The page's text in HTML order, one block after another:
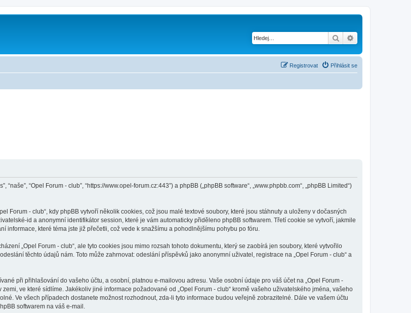
Hledat
Přihlásit se
Registrovat
“Opel Forum - club”, “https://www.opel-forum.cz:443”) a phpBB („phpBB software“, „www.phpbb.com“, „phpBB Limited“)
Forum - club“, kdy phpBB vytvoří několik cookies, což jsou malé textové soubory, které jsou stáhnuty a uloženy v dočasných
id a anonymní identifikátor session, které je vám automaticky přiděleno phpBB softwarem. Třetí cookie se vytvoří, jakmile
informace, které téma jste již přečetli, což vede k snažšímu a pohodlnějšímu pohybu po fóru.
„Opel Forum - club“, ale tyto cookies jsou mimo rozsah tohoto dokumentu, který se zaobírá jen soubory, které vytvořilo
těchto údajů nám. Toto může zahrnovat: odeslání příspěvků jako anonymní uživatel, registrace na „Opel Forum - club“ a
při přihlašování do vašeho účtu, a osobní, platnou e-mailovou adresu. Vaše osobní údaje pro váš účet na „Opel Forum -
ve které sídlíme. Jakékoliv jiné informace požadované od „Opel Forum - club“ kromě vašeho uživatelského jména, vašeho
Ve všech případech dostanete možnost rozhodnout, zda-li tyto informace budou veřejně zobrazitelné. Dále ve vašem účtu
softwarem na váš e-mail.